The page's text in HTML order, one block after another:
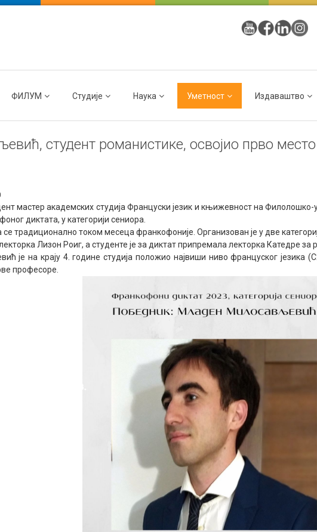
ФИЛУМ Студије Наука Уметност Издаваштво
студент романистике, освојио прво
мастер академских студија Француски језик и књижевност на Филолошко-
диктата, у категорији сениора.
традиционално током месеца франкофоније. Организован је у две
Лизон Роиг, а студенте је за диктат припремала лекторка Катедре
је на крају 4. године студија положио највиши ниво француског језика
професоре.